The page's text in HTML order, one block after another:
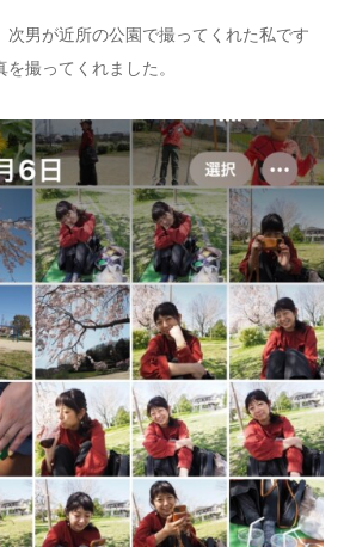
次男が近所の公園で撮ってくれた私です
撮ってくれました。